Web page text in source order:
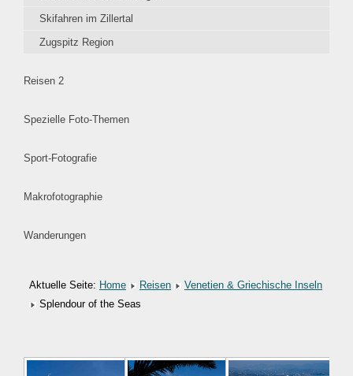
Skifahren im Zillertal
Zugspitz Region
Reisen 2
Spezielle Foto-Themen
Sport-Fotografie
Makrofotographie
Wanderungen
Aktuelle Seite: Home Reisen
Venetien & Griechische Inseln
Splendour of the Seas